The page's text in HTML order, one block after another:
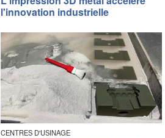
l'innovation industrielle
CENTRES D'USINAGE